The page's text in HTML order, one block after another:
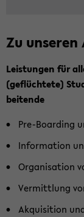
Zu
Leis­tun­gen für
(ge­flüch­te­te)
bei­ten­de
Pre-​Boarding
In­for­ma­ti­on
Or­ga­ni­sa­ti­on
Ver­mitt­lung
Ak­qui­si­ti­on